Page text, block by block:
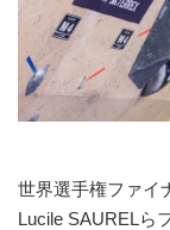
世界選手権ファイ
Lucile SAURELら